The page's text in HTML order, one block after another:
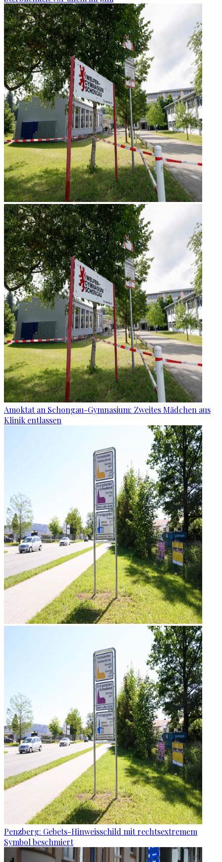
Amoktat an Schongau-Gymnasium: Zweites Mädchen aus
Klinik entlassen
Penzberg: Gebets-Hinweisschild mit rechtsextremem
Symbol beschmiert